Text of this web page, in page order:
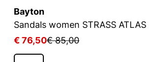
Bayton
Sandals women STRASS ATLAS
€ 76,50€ 85,00